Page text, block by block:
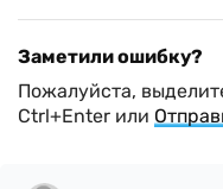
Заметили ошибку?
Пожалуйста,
Ctrl+Enter или